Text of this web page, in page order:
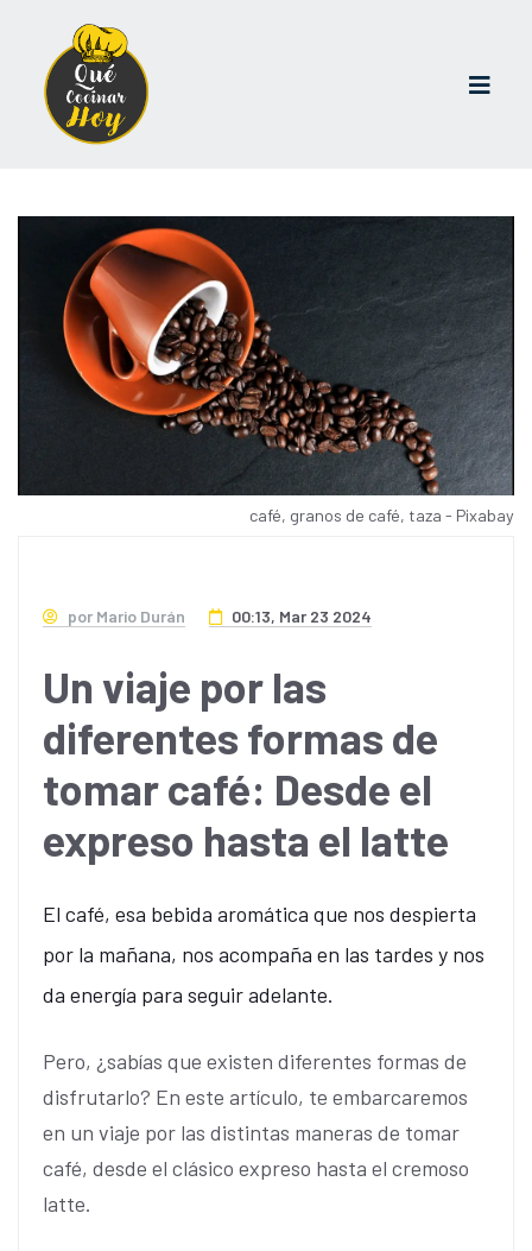
café, granos de café, taza - Pixabay
por Mario Durán 00:13, Mar 23 2024
Un viaje por las
diferentes formas de
tomar café: Desde el
expreso hasta el latte
El café, esa bebida aromática que nos despierta
por la mañana, nos acompaña en las tardes y nos
da energía para seguir adelante.
Pero, ¿sabías que existen diferentes formas de
disfrutarlo? En este artículo, te embarcaremos
en un viaje por las distintas maneras de tomar
café, desde el clásico expreso hasta el cremoso
latte.